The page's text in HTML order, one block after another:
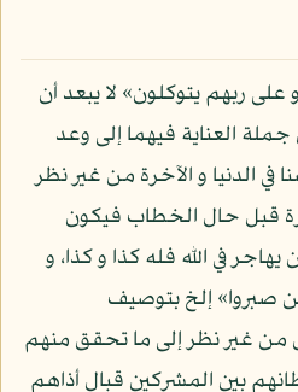
على ربهم يتوكلون» لا يبعد أن
العناية فيهما إلى وعد
في الدنيا و الآخرة من غير نظر
قبل حال الخطاب فيكون
في الله فله كذا و كذا، و
صبروا» إلخ بتوصيف
من غير نظر إلى ما تحقق منهم
بين المشركين قبال أذاهم